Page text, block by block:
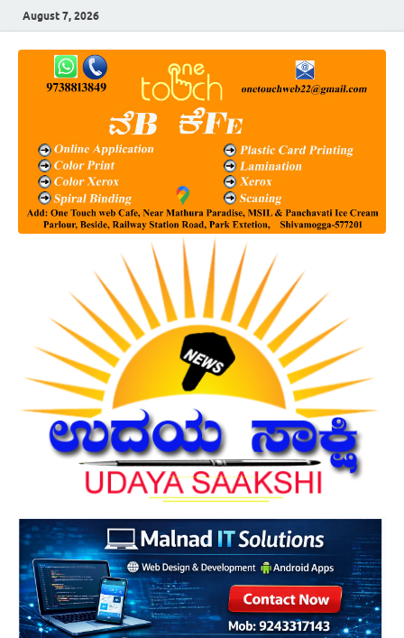
August 7, 2026